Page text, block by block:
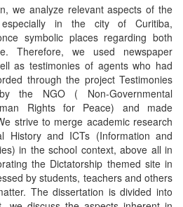
we analyze relevant aspects of the
especially in the city of Curitiba,
symbolic places regarding both
Therefore, we used newspaper
as testimonies of agents who had
through the project Testimonies
the NGO ( Non-Governmental
Rights for Peace) and made
strive to merge academic research
History and ICTs (Information and
in the school context, above all in
the Dictatorship themed site in
by students, teachers and others
The dissertation is divided into